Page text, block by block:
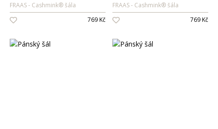
FRAAS
Cashmink® šála
769 Kč
FRAAS
Cashmink® šála
769 Kč